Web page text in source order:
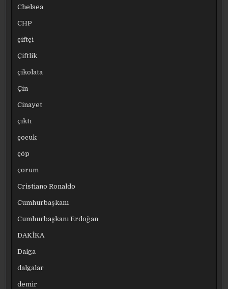
Chelsea
CHP
çiftçi
Çiftlik
çikolata
Çin
Cinayet
çıktı
çocuk
çöp
çorum
Cristiano Ronaldo
Cumhurbaşkanı
Cumhurbaşkanı Erdoğan
DAKİKA
Dalga
dalgalar
demir